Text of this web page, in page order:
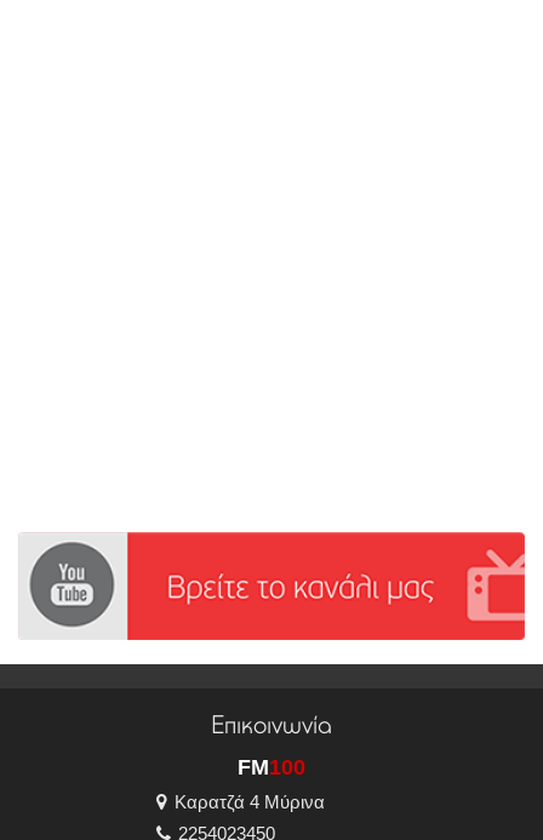
Επικοινωνία
FM100
Καρατζά 4 Μύρινα
2254023450